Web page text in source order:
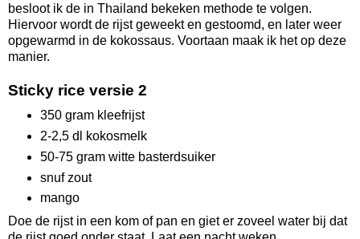
besloot ik de in Thailand bekeken methode te volgen.
Hiervoor wordt de rijst geweekt en gestoomd, en later weer
opgewarmd in de kokossaus. Voortaan maak ik het op deze
manier.
Sticky rice versie 2
350 gram kleefrijst
2-2,5 dl kokosmelk
50-75 gram witte basterdsuiker
snuf zout
mango
Doe de rijst in een kom of pan en giet er zoveel water bij dat